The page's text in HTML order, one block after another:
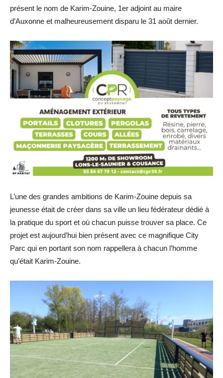
présent le nom de Karim-Zouine, 1er adjoint au maire
d’Auxonne et malheureusement disparu le 31 août dernier.
L’une des grandes ambitions de Karim-Zouine depuis sa
jeunesse était de créer dans sa ville un lieu fédérateur dédié à
la pratique du sport et où chacun puisse trouver sa place. Ce
projet est aujourd’hui bien présent avec ce magnifique City
Parc qui en portant son nom rappellera à chacun l’homme
qu’était Karim-Zouine.